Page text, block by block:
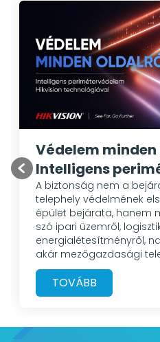
Védelem
Intelligens
Hikvision
A biztonság nem a
telephely védelmének
épület bejárata, hanem
szó ipari üzemről,
energialétesítményről,
akár mezőgazdasági
esetben ugyanaz: az
mielőbbi felismerése
hagyományos
TOVÁBB